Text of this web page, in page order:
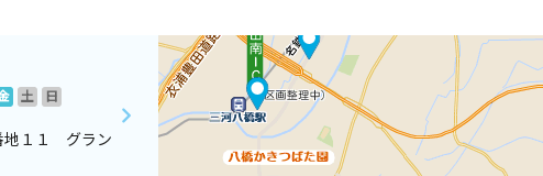
土
日
地１１ グラン